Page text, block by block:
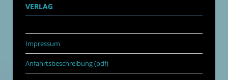
VERLAG
Impressum
Anfahrtsbeschreibung (pdf)